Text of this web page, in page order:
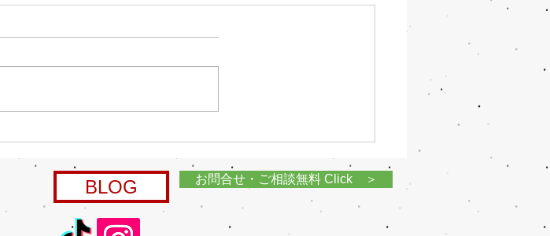
塗装、水廻りキャンペーンの
ます その中の目玉として ①塗装
をご紹介させていただきます。
塗装キャンペーン 限定５件とな
っておりますので...
BLOG お問合せ・ご相談無料 Click ＞